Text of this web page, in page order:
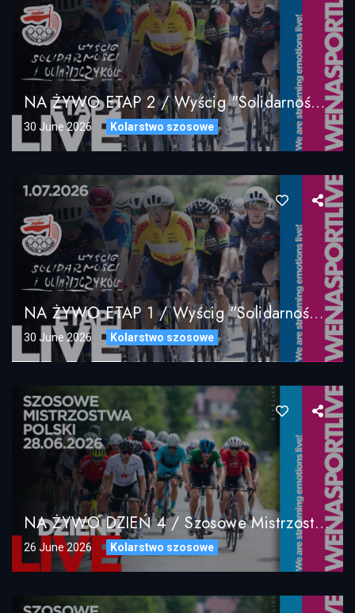
NA ŻYWO ETAP 2 / Wyścig "Solidarności" I Olimpijczyków / 01.07.2026
30 June 2026 Kolarstwo szosowe
NA ŻYWO ETAP 1 / Wyścig "Solidarności" I Olimpijczyków / 01.07.2026
30 June 2026 Kolarstwo szosowe
NA ŻYWO DZIEŃ 4 / Szosowe Mistrzostwa Polski 28.06.2026 / LIVE DAY4
26 June 2026 Kolarstwo szosowe